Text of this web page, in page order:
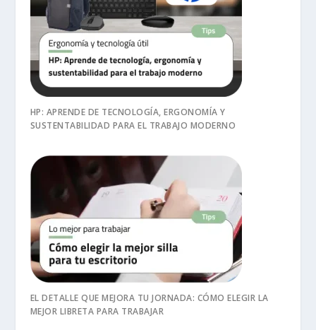
HP: APRENDE DE TECNOLOGÍA, ERGONOMÍA Y
SUSTENTABILIDAD PARA EL TRABAJO MODERNO
EL DETALLE QUE MEJORA TU JORNADA: CÓMO ELEGIR LA
MEJOR LIBRETA PARA TRABAJAR